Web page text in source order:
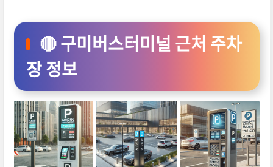
🔴 구미버스터미널 근처 주차
장 정보